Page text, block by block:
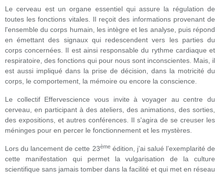
Le cerveau est un organe essentiel qui assure la régulation de
toutes les fonctions vitales. Il reçoit des informations provenant de
l'ensemble du corps humain, les intègre et les analyse, puis répond
en émettant des signaux qui redescendent vers les parties du
corps concernées. Il est ainsi responsable du rythme cardiaque et
respiratoire, des fonctions qui pour nous sont inconscientes. Mais, il
est aussi impliqué dans la prise de décision, dans la motricité du
corps, le comportement, la mémoire ou encore la conscience.
Le collectif Effervescience vous invite à voyager au centre du
cerveau, en participant à des ateliers, des animations, des sorties,
des expositions, et autres conférences. Il s'agira de se creuser les
méninges pour en percer le fonctionnement et les mystères.
Lors du lancement de cette 23èmeédition, j’ai salué l’exemplarité de
cette manifestation qui permet la vulgarisation de la culture
scientifique sans jamais tomber dans la facilité et qui met en réseau